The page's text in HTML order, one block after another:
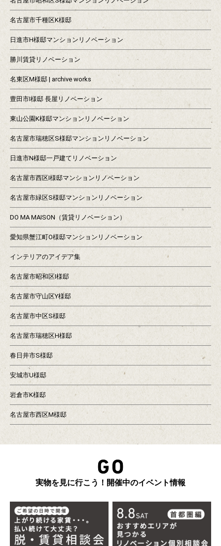
名古屋市千種区K様邸
日進市H様邸マンションリノベーション
勝川賃貸リノベーション
名東区M様邸 | archive works
豊田市I様邸 長屋リノベーション
東山公園K様邸マンションリノベーション
名古屋市瑞穂区S様邸マンションリノベーション
日進市N様邸一戸建てリノベーション
名古屋市西区I様邸マンションリノベーション
名古屋市緑区S様邸マンションリノベーション
DO MA MAISON（賃貸リノベーション）
愛知県蟹江町O様邸マンションリノベーション
インテリアのアイデア集
名古屋市昭和区I様邸
名古屋市守山区Y様邸
名古屋市中区S様邸
名古屋市瑞穂区H様邸
春日井市S様邸
安城市U様邸
岩倉市K様邸
名古屋市西区M様邸
実物を見に行こう！開催中のイベント情報